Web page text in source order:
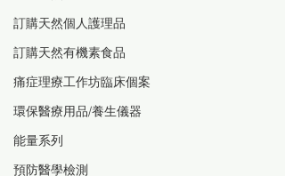
訂購天然個人護理品
訂購天然有機素食品
痛症理療工作坊臨床個案
環保醫療用品/養生儀器
能量系列
預防醫學檢測